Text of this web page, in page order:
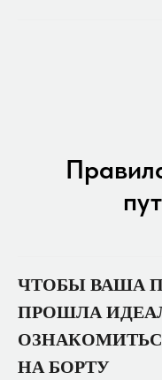
ЧТОБЫ ВАША
ПРОШЛА
НА БОРТУ